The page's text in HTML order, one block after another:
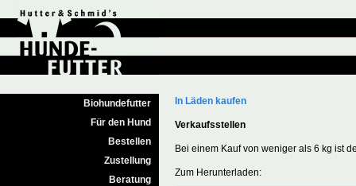
Biohundefutter
Für den Hund
Bestellen
Zustellung
Beratung
In Läden kaufen
Verkaufsstellen
Bei einem Kauf von weniger als 6 kg ist
Zum Herunterladen: